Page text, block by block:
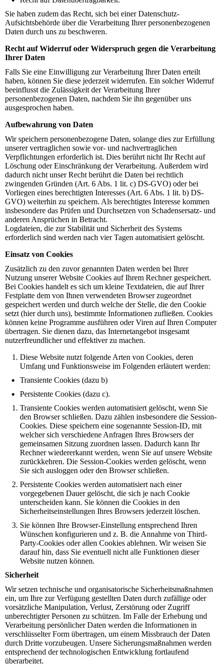
Sie haben zudem das Recht, sich bei einer Datenschutz-
Aufsichtsbehörde über die Verarbeitung Ihrer personenbezogenen
Daten durch uns zu beschweren.
Recht auf Widerruf oder Widerspruch gegen die Verarbeitung
Ihrer Daten
Falls Sie eine Einwilligung zur Verarbeitung Ihrer Daten erteilt
haben, können Sie diese jederzeit widerrufen. Ein solcher Widerruf
beeinflusst die Zulässigkeit der Verarbeitung Ihrer
personenbezogenen Daten, nachdem Sie ihn gegenüber uns
ausgesprochen haben.
Aufbewahrung von Daten
Wir speichern personenbezogene Daten, solange dies zur Erfüllung
unserer vertraglichen sowie vor- und nachvertraglichen
Verpflichtungen erforderlich ist. Dies berührt nicht Ihr Recht auf
Löschung oder Einschränkung der Verarbeitung. Außerdem wird
dadurch nicht unser Recht berührt die Daten bei rechtlich
zwingenden Gründen (Art. 6 Abs. 1 lit. c) DS-GVO) oder bei
Vorliegen eines berechtigten Interesses (Art. 6 Abs. 1 lit. b) DS-
GVO) weiterhin zu speichern. Als berechtigtes Interesse kommen
insbesondere das Prüfen und Durchsetzen von Schadensersatz- und
anderen Ansprüchen in Betracht.
Logdateien, die zur Stabilität und Sicherheit des Systems
erforderlich sind werden nach vier Tagen automatisiert gelöscht.
Einsatz von Cookies
Zusätzlich zu den zuvor genannten Daten werden bei Ihrer
Nutzung unserer Website Cookies auf Ihrem Rechner gespeichert.
Bei Cookies handelt es sich um kleine Textdateien, die auf Ihrer
Festplatte dem von Ihnen verwendeten Browser zugeordnet
gespeichert werden und durch welche der Stelle, die den Cookie
setzt (hier durch uns), bestimmte Informationen zufließen. Cookies
können keine Programme ausführen oder Viren auf Ihren Computer
übertragen. Sie dienen dazu, das Internetangebot insgesamt
nutzerfreundlicher und effektiver zu machen.
Diese Website nutzt folgende Arten von Cookies, deren
Umfang und Funktionsweise im Folgenden erläutert werden:
Transiente Cookies (dazu b)
Persistente Cookies (dazu c).
Transiente Cookies werden automatisiert gelöscht, wenn Sie
den Browser schließen. Dazu zählen insbesondere die Session-
Cookies. Diese speichern eine sogenannte Session-ID, mit
welcher sich verschiedene Anfragen Ihres Browsers der
gemeinsamen Sitzung zuordnen lassen. Dadurch kann Ihr
Rechner wiedererkannt werden, wenn Sie auf unsere Website
zurückkehren. Die Session-Cookies werden gelöscht, wenn
Sie sich ausloggen oder den Browser schließen.
Persistente Cookies werden automatisiert nach einer
vorgegebenen Dauer gelöscht, die sich je nach Cookie
unterscheiden kann. Sie können die Cookies in den
Sicherheitseinstellungen Ihres Browsers jederzeit löschen.
Sie können Ihre Browser-Einstellung entsprechend Ihren
Wünschen konfigurieren und z. B. die Annahme von Third-
Party-Cookies oder allen Cookies ablehnen. Wir weisen Sie
darauf hin, dass Sie eventuell nicht alle Funktionen dieser
Website nutzen können.
Sicherheit
Wir setzen technische und organisatorische Sicherheitsmaßnahmen
ein, um Ihre zur Verfügung gestellten Daten durch zufällige oder
vorsätzliche Manipulation, Verlust, Zerstörung oder Zugriff
unberechtigter Personen zu schützen. Im Falle der Erhebung und
Verarbeitung persönlicher Daten werden die Informationen in
verschlüsselter Form übertragen, um einem Missbrauch der Daten
durch Dritte vorzubeugen. Unsere Sicherungsmaßnahmen werden
entsprechend der technologischen Entwicklung fortlaufend
überarbeitet.